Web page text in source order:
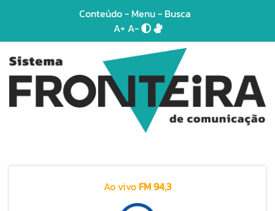
Conteúdo- Menu- Busca
A+ A-
Ao vivo FM 94,3